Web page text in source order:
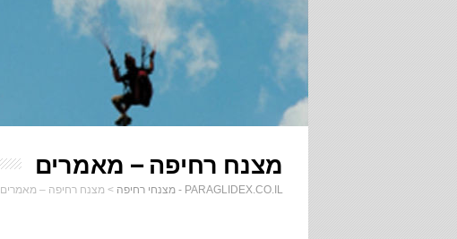
מצנח רחיפה – מאמרים
PARAGLIDEX.CO.IL - מצנחי רחיפה > מצנח רחיפה – מאמרים